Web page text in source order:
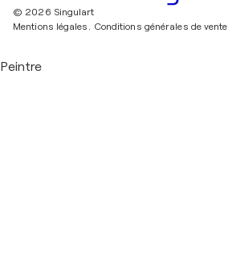
© 2026 Singulart
Mentions légales. Conditions générales de vente
Peintre